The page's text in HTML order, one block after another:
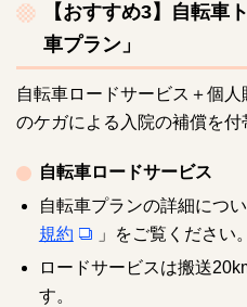
【おすすめ3】自転車
車プラン」
自転車ロードサービス＋個
のケガによる入院の補償を付
自転車ロードサービス
自転車プランの詳細につ
規約
」をご覧ください。
ロードサービスは搬送
す。